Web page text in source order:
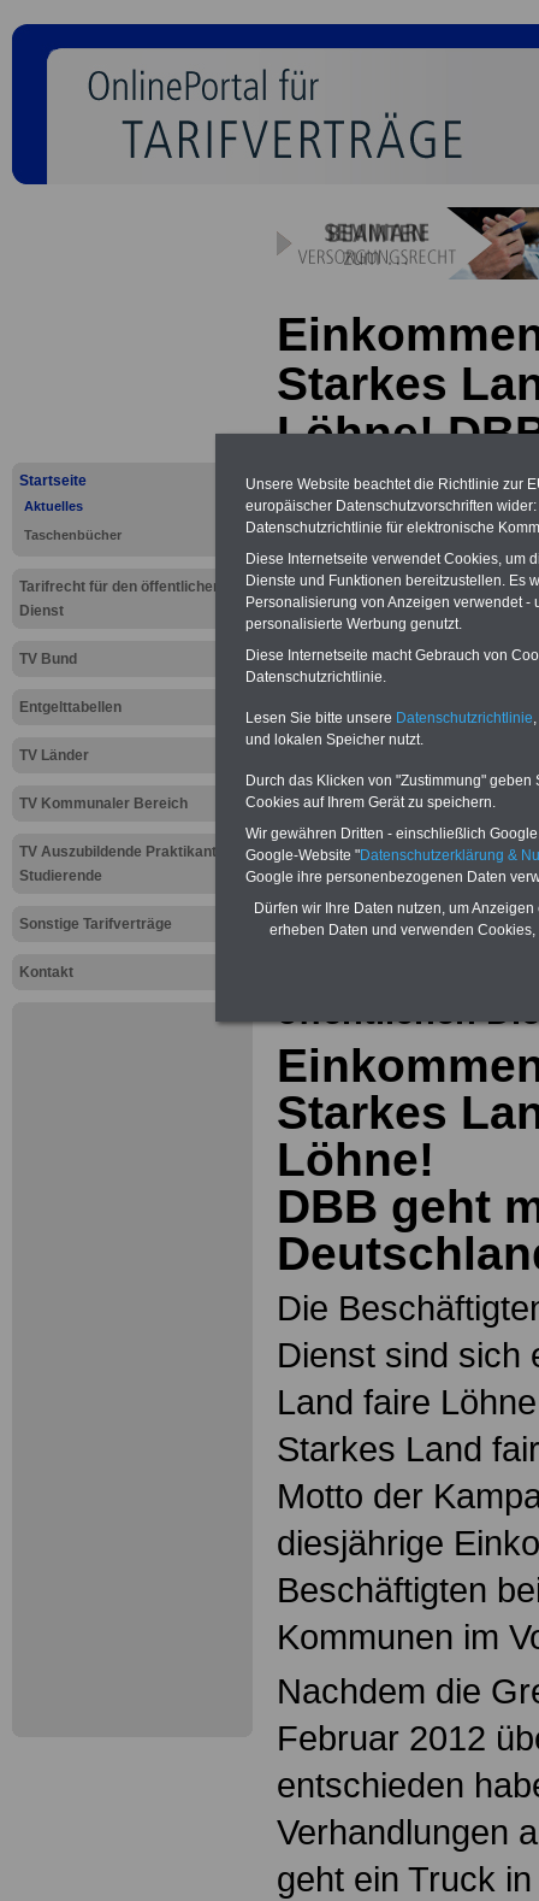
Startseite
Aktuelles
Taschenbücher
Tarifrecht für den öffentlichen
Dienst
TV Bund
Entgelttabellen
TV Länder
TV Kommunaler Bereich
TV Auszubildende Praktikanten
Studierende
Sonstige Tarifverträge
Kontakt
Starkes
Löhne!
Truck auf
02.02.2012
Aus der Praxis für die
Behörden und sonstigen
auch für Personalräte und
das Jahr 2021 und Orte
Zur Übersicht
Tarifkräfte bei
Gemeinden
öffentlichen
Starkes
Löhne!
DBB geht
Die
Dienst sind sich
Land faire
Starkes Land
Motto der
diesjährige
Beschäftigten
Kommunen im
Nachdem die
Februar 2012
entschieden
Verhandlungen
geht ein Truck
Unsere Website beachtet die Richtlinie zur
europäischer Datenschutzvorschriften
Datenschutzrichtlinie für elektronische
Diese Internetseite verwendet Cookies, um
Dienste und Funktionen bereitzustellen. Es
Personalisierung von Anzeigen verwendet
personalisierte Werbung genutzt.
Diese Internetseite macht Gebrauch von
Datenschutzrichtlinie.
Lesen Sie bitte unsere Datenschutzrichtlinie
und lokalen Speicher nutzt.
Durch das Klicken von "Zustimmung"
Cookies auf Ihrem Gerät zu speichern.
Wir gewähren Dritten - einschließlich
Google-Website "Datenschutzerklärung &
Google ihre personenbezogenen Daten
Dürfen wir Ihre Daten nutzen, um
erheben Daten und verwenden